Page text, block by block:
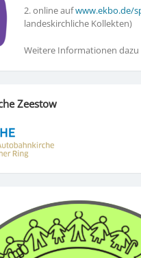
2. online aufwww.ekbo.de/
landeskirchliche Kollekten)
Weitere Informationen dazu
Zeestow